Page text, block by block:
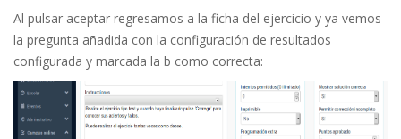
Al pulsar aceptar regresamos a la ficha del ejercicio y ya vemos
la pregunta añadida con la configuración de resultados
configurada y marcada la b como correcta: